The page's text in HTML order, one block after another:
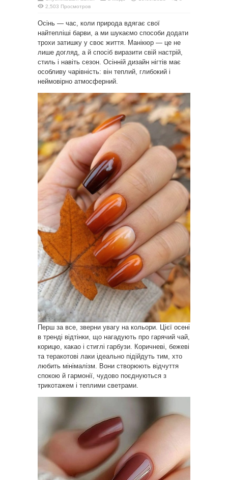
2,503 Просмотров
Осінь — час, коли природа вдягає свої
найтепліші барви, а ми шукаємо способи додати
трохи затишку у своє життя. Манікюр — це не
лише догляд, а й спосіб виразити свій настрій,
стиль і навіть сезон. Осінній дизайн нігтів має
особливу чарівність: він теплий, глибокий і
неймовірно атмосферний.
Перш за все, зверни увагу на кольори. Цієї осені
в тренді відтінки, що нагадують про гарячий чай,
корицю, какао і стиглі гарбузи. Коричневі, бежеві
та теракотові лаки ідеально підійдуть тим, хто
любить мінімалізм. Вони створюють відчуття
спокою й гармонії, чудово поєднуються з
трикотажем і теплими светрами.